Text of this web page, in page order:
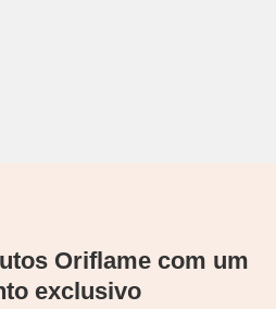
Oriflame com um
exclusivo